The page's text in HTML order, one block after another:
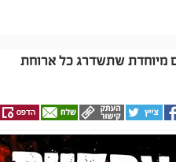
מיוחדת שתשדרג כל ארוחת